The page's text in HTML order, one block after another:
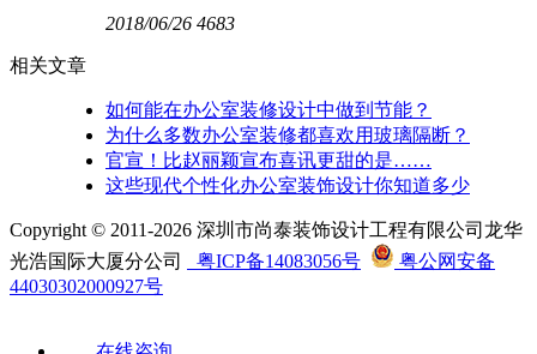
2018/06/26 4683
相关文章
如何能在办公室装修设计中做到节能？
为什么多数办公室装修都喜欢用玻璃隔断？
官宣！比赵丽颖宣布喜讯更甜的是……
这些现代个性化办公室装饰设计你知道多少
Copyright © 2011-2026 深圳市尚泰装饰设计工程有限公司龙华
光浩国际大厦分公司
粤ICP备14083056号
粤公网安备
44030302000927号